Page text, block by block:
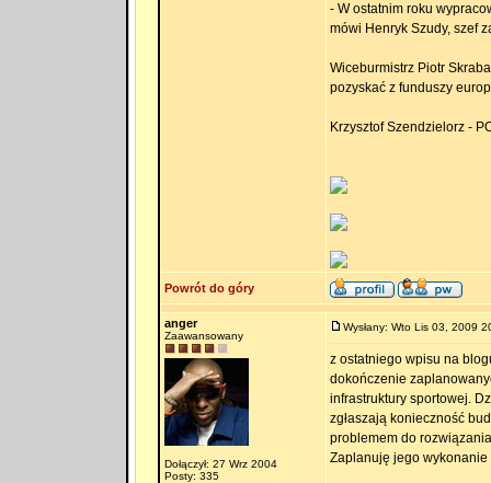
- W ostatnim roku
mówi Henryk Szudy, szef
Wiceburmistrz Piotr
pozyskać z funduszy
Krzysztof Szendzielorz -
Powrót do góry
anger
Zaawansowany
Dołączył: 27 Wrz 2004
Posty: 335
Wysłany: Wto Lis 03, 2009
z ostatniego wpisu na
dokończenie
infrastruktury sportowej.
zgłaszają konieczność
problemem do
Zaplanuję jego wykonanie